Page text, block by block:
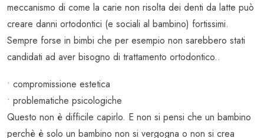
meccanismo di come la carie non risolta dei denti da latte può
creare danni ortodontici (e sociali al bambino) fortissimi.
Sempre forse in bimbi che per esempio non sarebbero stati
candidati ad aver bisogno di trattamento ortodontico..
• compromissione estetica
• problematiche psicologiche
Questo non è difficile capirlo. E non si pensi che un bambino
perchè è solo un bambino non si vergogna o non si crea